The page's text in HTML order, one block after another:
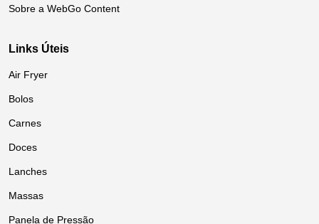
Sobre a WebGo Content
Links Úteis
Air Fryer
Bolos
Carnes
Doces
Lanches
Massas
Panela de Pressão